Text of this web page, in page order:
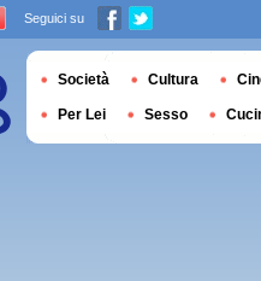
Seguici su
Società Cultura
Per Lei Sesso